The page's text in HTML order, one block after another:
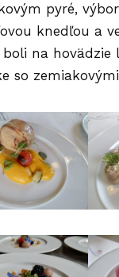
pyré,
knedľou a
boli na hovädzie
so